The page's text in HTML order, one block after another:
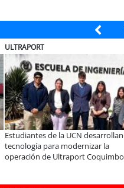
ULTRAPORT
Estudiantes de la UCN desarrollan
tecnología para modernizar la
operación de Ultraport Coquimbo